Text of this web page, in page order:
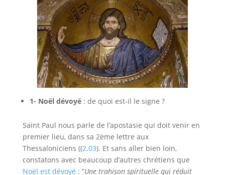
1- Noël dévoyé : de quoi est-il le signe ?
Saint Paul nous parle de l’apostasie qui doit venir en
premier lieu, dans sa 2ème lettre aux
Thessaloniciens ((2.03). Et sans aller bien loin,
constatons avec beaucoup d’autres chrétiens que
Noël est dévoyé : “Une trahison spirituelle qui réduit